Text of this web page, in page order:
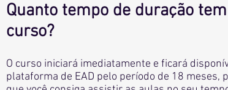
Quanto tempo de duração
curso?
O curso iniciará imediatamente e ficará
plataforma de EAD pelo período de 18 meses,